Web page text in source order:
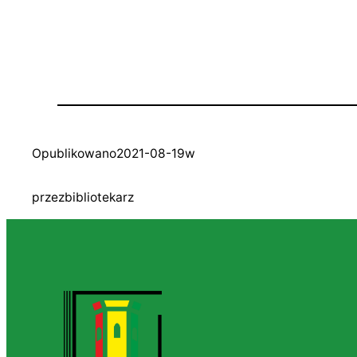
Opublikowano2021-08-19w
przezbibliotekarz